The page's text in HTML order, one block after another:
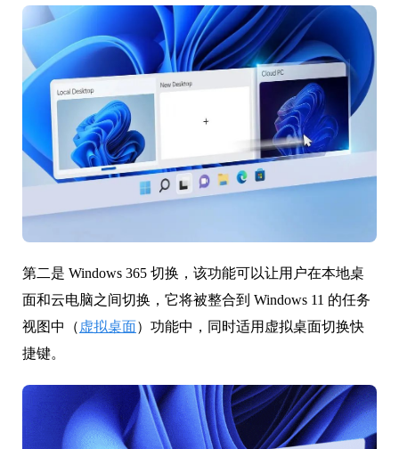
第二是 Windows 365 切换，该功能可以让用户在本地桌
面和云电脑之间切换，它将被整合到 Windows 11 的任务
视图中（ 虚拟桌面）功能中，同时适用虚拟桌面切换快
捷键。